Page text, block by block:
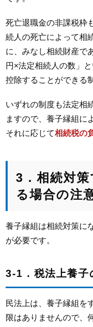
死亡退職金の非課税枠
続人の死亡によって相
に、みなし相続財産で
円×法定相続人の数」
控除することができる
いずれの制度も法定相
ますので、養子縁組に
それに応じて相続税の
3．相続対
る場合の注
養子縁組は相続対策に
が必要です。
3-1．税法上養子
民法上は、養子縁組を
限はありませんので、